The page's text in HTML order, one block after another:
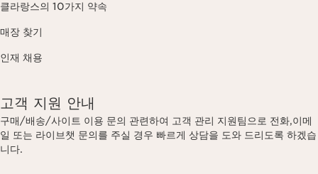
클라랑스의 10가지 약속
매장 찾기
인재 채용
고객 지원 안내
구매/배송/사이트 이용 문의 관련하여 고객 관리 지원팀으로 전화,이메
일 또는 라이브챗 문의를 주실 경우 빠르게 상담을 도와 드리도록 하겠습
니다.